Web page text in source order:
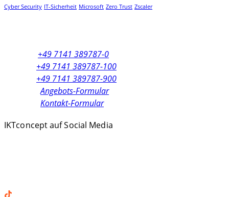
Cyber Security IT-Sicherheit Microsoft Zero Trust Zscaler
+49 7141 389787-0
+49 7141 389787-100
+49 7141 389787-900
Anfragen:Angebots-Formular
Kontakt-Formular
IKTconcept auf Social Media